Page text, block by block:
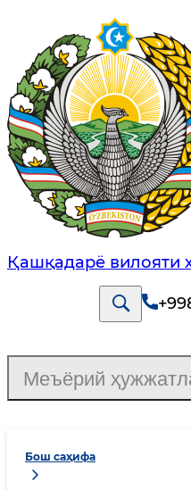
Қашқадарё вилояти
Бош саҳифа
Меъёрий